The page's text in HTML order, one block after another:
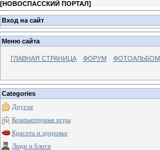
[НОВОСПАССКИЙ ПОРТАЛ]
Вход на сайт
Меню сайта
ГЛАВНАЯ СТРАНИЦА ФОРУМ ФОТОАЛЬБОМ
Categories
Другое
Компьютерные игры
Красота и здоровье
Люди и блоги